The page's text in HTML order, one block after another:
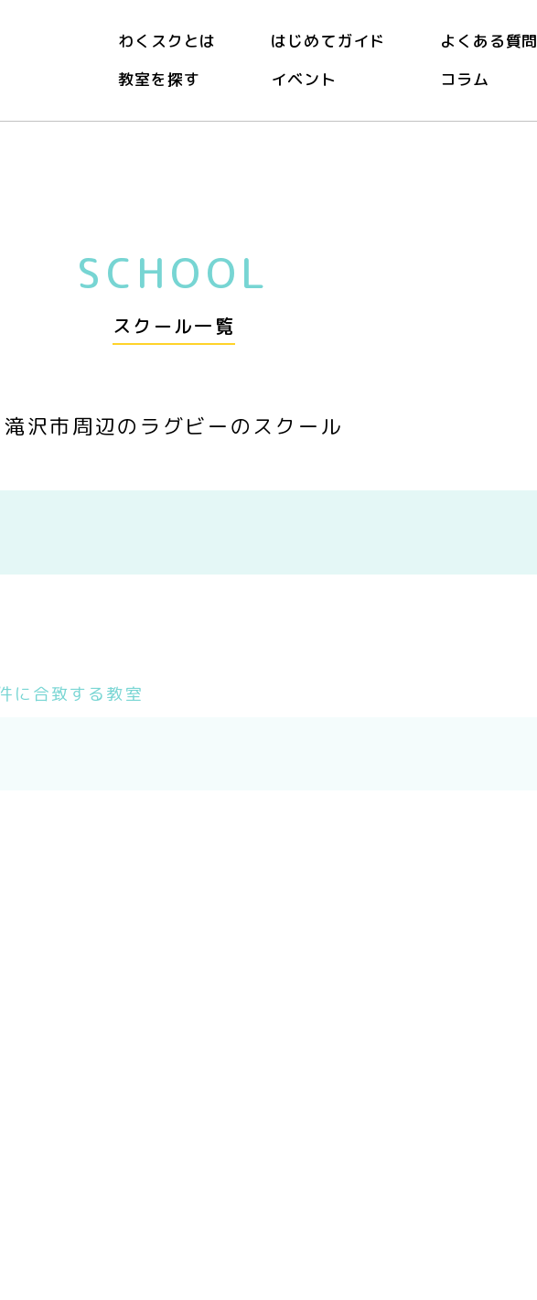
わくスクとは はじめてガイド
よくある質問
教室を探す
イベント コラム
SCHOOL
スクール一覧
滝沢市周辺のラグビーのスクール
に合致する教室